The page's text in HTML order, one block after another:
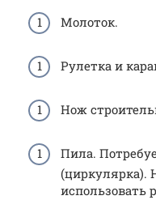
Молоток.
Рулетка и
Нож
Пила.
(циркулярка).
использовать